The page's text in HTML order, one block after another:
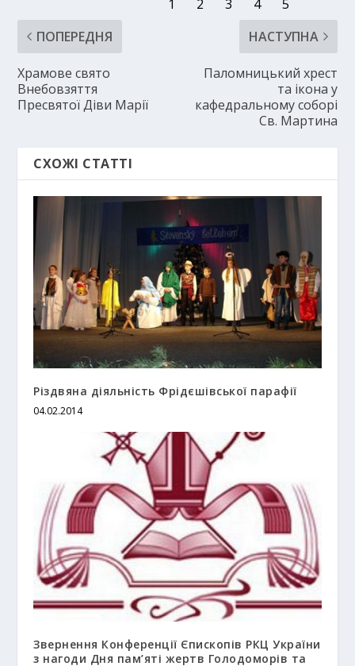
ПОПЕРЕДНЯ
Храмове свято
Внебовзяття
Пресвятої Діви Марії
НАСТУПНА
Паломницький хрест
та ікона у
кафедральному соборі
Св. Мартина
СХОЖІ СТАТТІ
Різдвяна діяльність Фрідєшівської парафії
04.02.2014
Звернення Конференції Єпископів РКЦ України
з нагоди Дня пам’яті жертв Голодоморів та